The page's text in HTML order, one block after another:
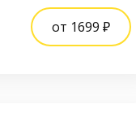
от 1699 ₽